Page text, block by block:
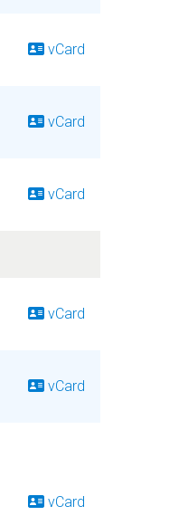
vCard
vCard
vCard
vCard
vCard
vCard